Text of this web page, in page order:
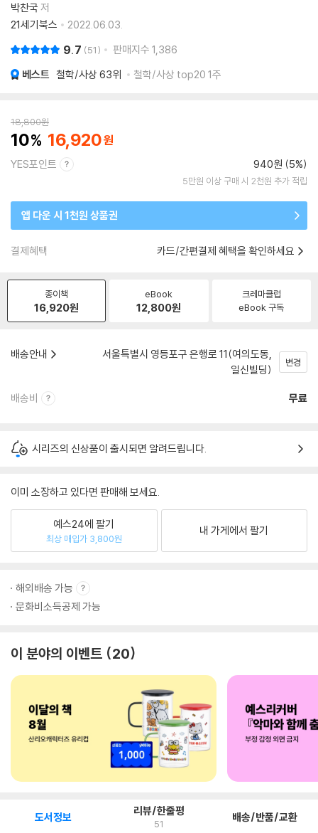
박찬국 저
21세기북스
2022.06.03.
9.7 51 판매지수 1,386
베스트 철학/사상 63위 철학/사상 top20 1주
18,800원
10 16,920
YES포인트 940원 (5%)
5만원 이상 구매 시 2천원 추가 적립
앱 다운 시 1천원 상품권
결제혜택 카드/간편결제 혜택을 확인하세요
종이책
16,920원
eBook
12,800원
크레마클럽
eBook 구독
배송안내
서울특별시 영등포구 은행로 11(여의도동,
일신빌딩)
변경
배송비 무료
시리즈의 신상품이 출시되면 알려드립니다.
이미 소장하고 있다면 판매해 보세요.
예스24에 팔기
최상 매입가 3,800원
내 가게에서 팔기
해외배송 가능
문화비소득공제 가능
이 분야의 이벤트 20
도서정보 리뷰/한줄평
51 배송/반품/교환